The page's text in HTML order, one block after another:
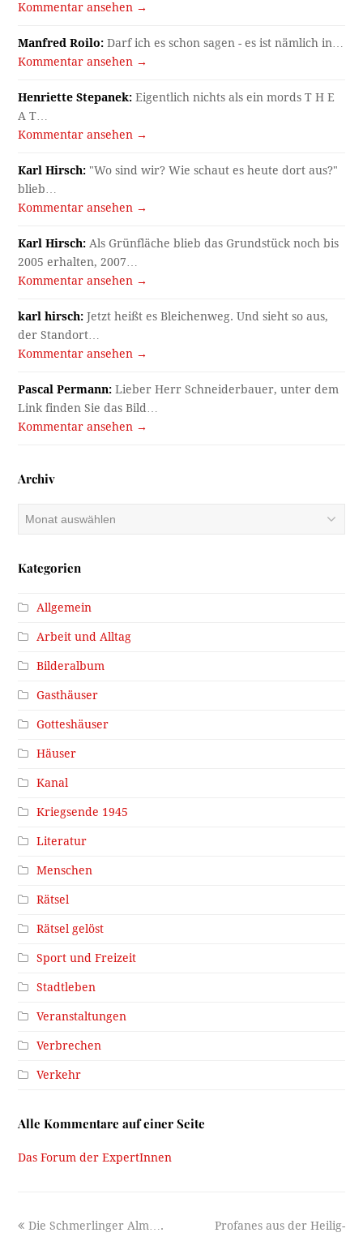
Kommentar ansehen →
Manfred Roilo: Darf ich es schon sagen - es ist nämlich in…
Kommentar ansehen →
Henriette Stepanek: Eigentlich nichts als ein mords T H E
A T…
Kommentar ansehen →
Karl Hirsch: "Wo sind wir? Wie schaut es heute dort aus?"
blieb…
Kommentar ansehen →
Karl Hirsch: Als Grünfläche blieb das Grundstück noch bis
2005 erhalten, 2007…
Kommentar ansehen →
karl hirsch: Jetzt heißt es Bleichenweg. Und sieht so aus,
der Standort…
Kommentar ansehen →
Pascal Permann: Lieber Herr Schneiderbauer, unter dem
Link finden Sie das Bild…
Kommentar ansehen →
Archiv
Archiv
Kategorien
Allgemein
Arbeit und Alltag
Bilderalbum
Gasthäuser
Gotteshäuser
Häuser
Kanal
Kriegsende 1945
Literatur
Menschen
Rätsel
Rätsel gelöst
Sport und Freizeit
Stadtleben
Veranstaltungen
Verbrechen
Verkehr
Alle Kommentare auf einer Seite
Das Forum der ExpertInnen
previous
Die Schmerlinger Alm…. next
Profanes aus der Heilig-